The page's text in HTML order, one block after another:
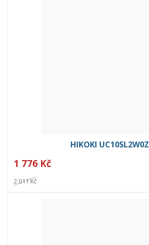
HIKOKI UC10SL2W0Z
1 776 Kč
2 011 Kč